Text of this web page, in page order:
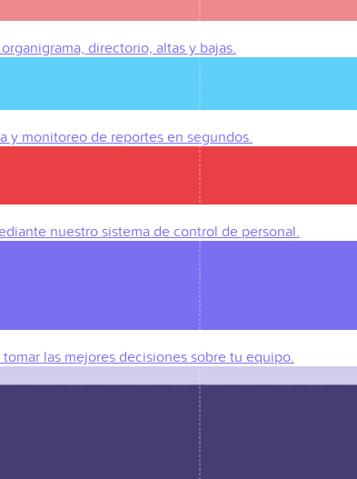
directorio, altas y bajas.
y monitoreo de reportes en segundos.
nuestro sistema de control de personal.
las mejores decisiones sobre tu equipo.